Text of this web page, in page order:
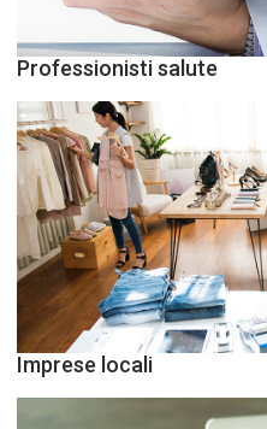
Professionisti salute
Imprese locali